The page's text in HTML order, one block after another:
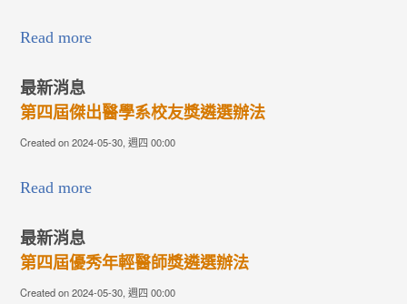
Read more
最新消息
第四屆傑出醫學系校友獎遴選辦法
Created on 2024-05-30, 週四 00:00
Read more
最新消息
第四屆優秀年輕醫師獎遴選辦法
Created on 2024-05-30, 週四 00:00